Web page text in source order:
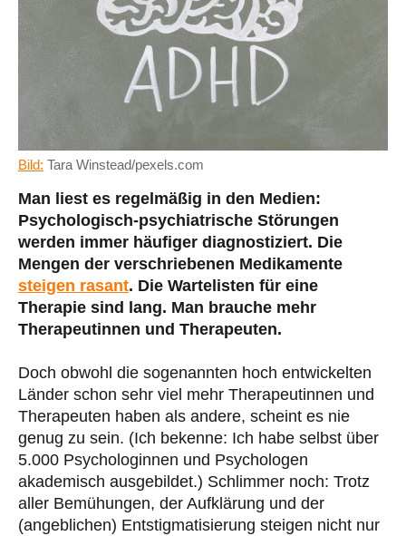
Bild: Tara Winstead/pexels.com
Man liest es regelmäßig in den Medien:
Psychologisch-psychiatrische Störungen
werden immer häufiger diagnostiziert. Die
Mengen der verschriebenen Medikamente
steigen rasant. Die Wartelisten für eine
Therapie sind lang. Man brauche mehr
Therapeutinnen und Therapeuten.
Doch obwohl die sogenannten hoch entwickelten
Länder schon sehr viel mehr Therapeutinnen und
Therapeuten haben als andere, scheint es nie
genug zu sein. (Ich bekenne: Ich habe selbst über
5.000 Psychologinnen und Psychologen
akademisch ausgebildet.) Schlimmer noch: Trotz
aller Bemühungen, der Aufklärung und der
(angeblichen) Entstigmatisierung steigen nicht nur